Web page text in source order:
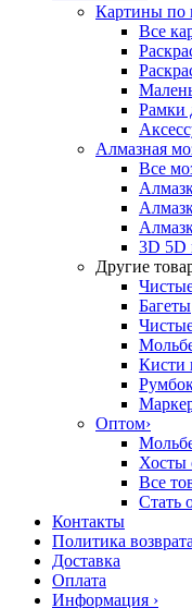
Картины по
Все
Рамки
Алмазная
Все
3D 5D
Другие
Багеты
Кисти
Оптом›
Хосты
Все
Стать
Контакты
Политика возврата
Доставка
Оплата
Информация ›